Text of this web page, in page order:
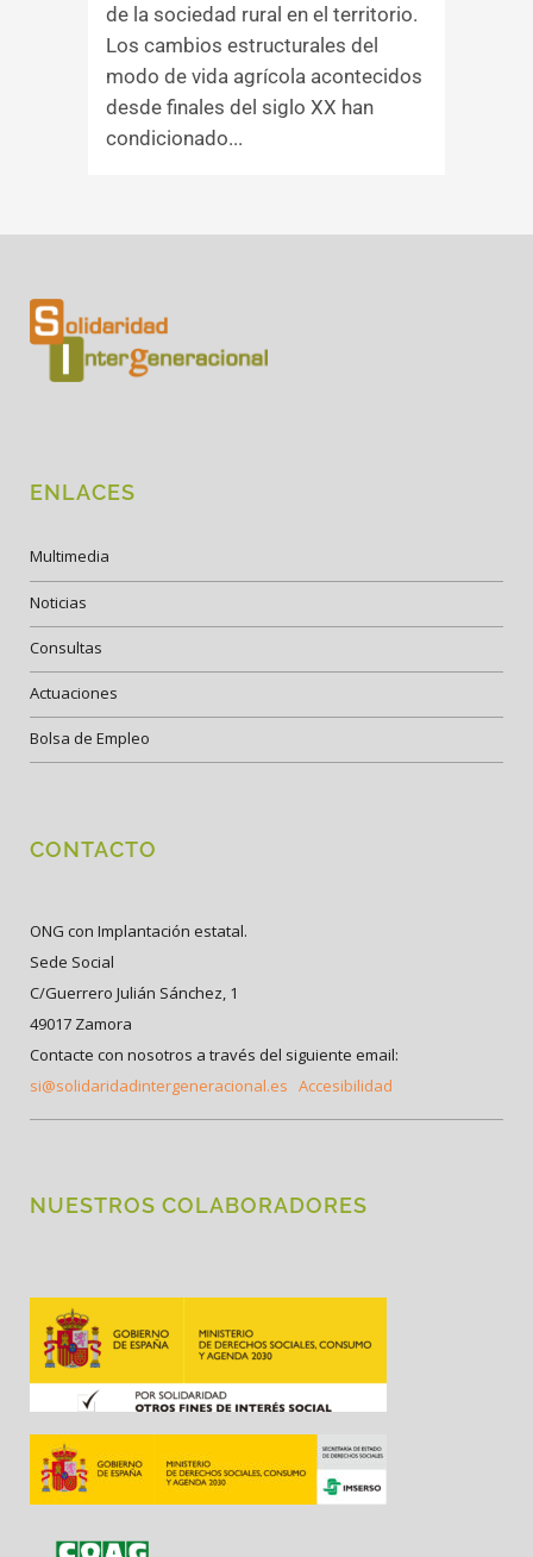
de la sociedad rural en el territorio.
Los cambios estructurales del
modo de vida agrícola acontecidos
desde finales del siglo XX han
condicionado...
ENLACES
Multimedia
Noticias
Consultas
Actuaciones
Bolsa de Empleo
CONTACTO
ONG con Implantación estatal.
Sede Social
C/Guerrero Julián Sánchez, 1
49017 Zamora
Contacte con nosotros a través del siguiente email:
si@solidaridadintergeneracional.es Accesibilidad
NUESTROS COLABORADORES